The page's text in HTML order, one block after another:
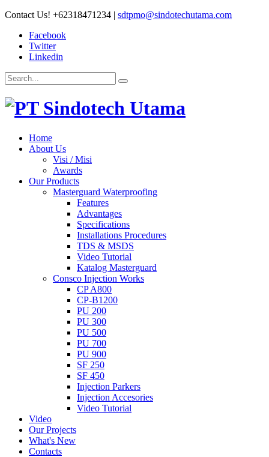
Contact Us! +62318471234 | sdtpmo@sindotechutama.com
Facebook
Twitter
Linkedin
Home
About Us
Visi / Misi
Awards
Our Products
Masterguard Waterproofing
Features
Advantages
Specifications
Installations Procedures
TDS & MSDS
Video Tutorial
Katalog Masterguard
Consco Injection Works
CP A800
CP-B1200
PU 200
PU 300
PU 500
PU 700
PU 900
SF 250
SF 450
Injection Parkers
Injection Accesories
Video Tutorial
Video
Our Projects
What's New
Contacts